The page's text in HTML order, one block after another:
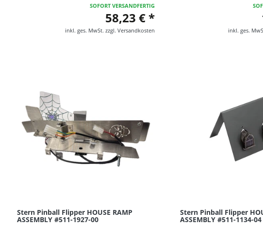
SOFORT VERSANDFERTIG
58,23 € *
inkl. ges. MwSt. zzgl. Versandkosten inkl. ges.
Stern Pinball Flipper HOUSE RAMP
ASSEMBLY #511-1927-00
Stern Pinball Flipper
ASSEMBLY #511-1134-04